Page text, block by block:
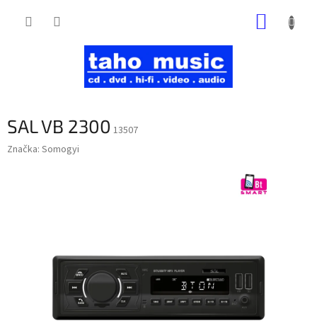
SAL VB 2300 13507
Značka: Somogyi